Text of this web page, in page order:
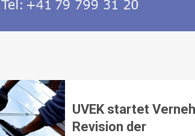
UVEK startet
Revision der